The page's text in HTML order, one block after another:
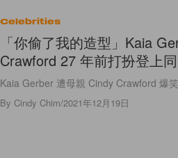
Celebrities
「你偷了我的造型」Kaia
Crawford 27 年前打扮登上同
Kaia Gerber 遭母親 Cindy Crawford 爆笑
By Cindy Chim/2021年12月19日